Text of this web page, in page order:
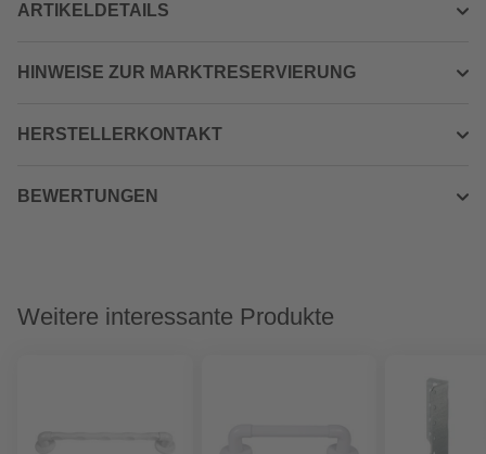
ARTIKELDETAILS
HINWEISE ZUR MARKTRESERVIERUNG
HERSTELLERKONTAKT
BEWERTUNGEN
Weitere interessante Produkte